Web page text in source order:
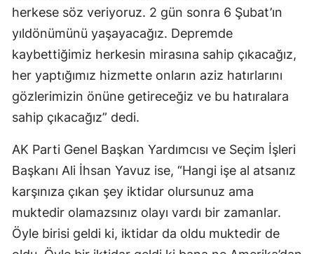
herkese söz veriyoruz. 2 gün sonra 6 Şubat’ın
yıldönümünü yaşayacağız. Depremde
kaybettiğimiz herkesin mirasına sahip çıkacağız,
her yaptığımız hizmette onların aziz hatırlarını
gözlerimizin önüne getireceğiz ve bu hatıralara
sahip çıkacağız” dedi.
AK Parti Genel Başkan Yardımcısı ve Seçim İşleri
Başkanı Ali İhsan Yavuz ise, “Hangi işe al atsanız
karşınıza çıkan şey iktidar olursunuz ama
muktedir olamazsınız olayı vardı bir zamanlar.
Öyle birisi geldi ki, iktidar da oldu muktedir de